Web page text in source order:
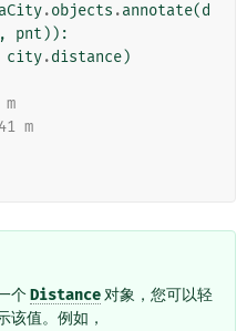
.objects .annotate(d
, pnt )):
city.distance)
m
个Distance对象，您可以轻
该值。例如，